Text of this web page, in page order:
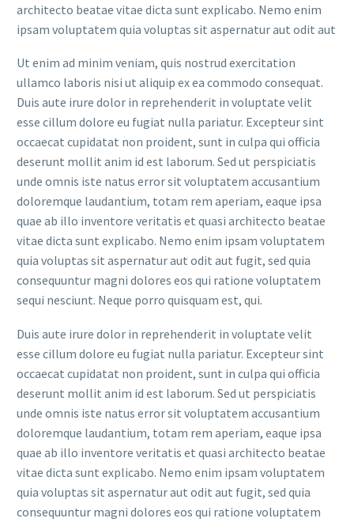
architecto beatae vitae dicta sunt explicabo. Nemo enim
ipsam voluptatem quia voluptas sit aspernatur aut odit aut
Ut enim ad minim veniam, quis nostrud exercitation
ullamco laboris nisi ut aliquip ex ea commodo consequat.
Duis aute irure dolor in reprehenderit in voluptate velit
esse cillum dolore eu fugiat nulla pariatur. Excepteur sint
occaecat cupidatat non proident, sunt in culpa qui officia
deserunt mollit anim id est laborum. Sed ut perspiciatis
unde omnis iste natus error sit voluptatem accusantium
doloremque laudantium, totam rem aperiam, eaque ipsa
quae ab illo inventore veritatis et quasi architecto beatae
vitae dicta sunt explicabo. Nemo enim ipsam voluptatem
quia voluptas sit aspernatur aut odit aut fugit, sed quia
consequuntur magni dolores eos qui ratione voluptatem
sequi nesciunt. Neque porro quisquam est, qui.
Duis aute irure dolor in reprehenderit in voluptate velit
esse cillum dolore eu fugiat nulla pariatur. Excepteur sint
occaecat cupidatat non proident, sunt in culpa qui officia
deserunt mollit anim id est laborum. Sed ut perspiciatis
unde omnis iste natus error sit voluptatem accusantium
doloremque laudantium, totam rem aperiam, eaque ipsa
quae ab illo inventore veritatis et quasi architecto beatae
vitae dicta sunt explicabo. Nemo enim ipsam voluptatem
quia voluptas sit aspernatur aut odit aut fugit, sed quia
consequuntur magni dolores eos qui ratione voluptatem